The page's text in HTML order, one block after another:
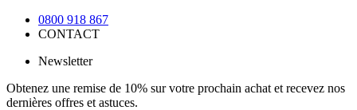
0800 918 867
CONTACT
Newsletter
Obtenez une remise de 10% sur votre prochain achat et recevez nos
dernières offres et astuces.